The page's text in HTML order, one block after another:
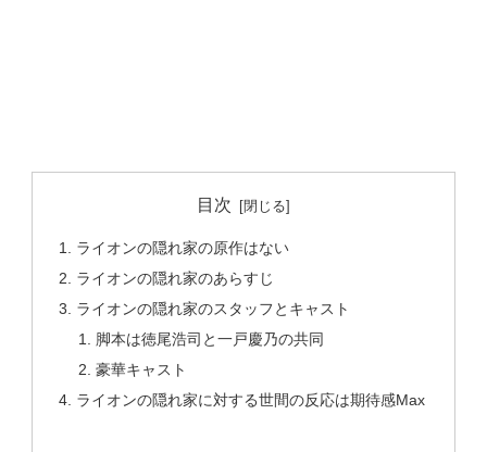
目次
ライオンの隠れ家の原作はない
ライオンの隠れ家のあらすじ
ライオンの隠れ家のスタッフとキャスト
脚本は徳尾浩司と一戸慶乃の共同
豪華キャスト
ライオンの隠れ家に対する世間の反応は期待感Max